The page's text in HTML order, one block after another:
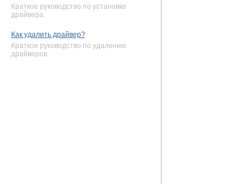
Краткое руководство по установке
драйвера.
Как удалить драйвер?
Краткое руководство по удалению
драйверов.